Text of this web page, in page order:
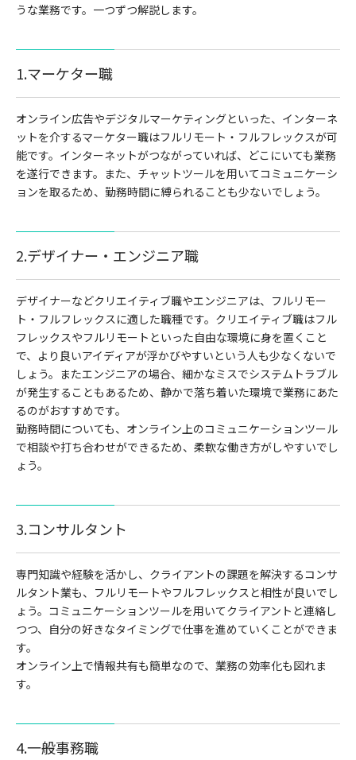
うな業務です。一つずつ解説します。
1.マーケター職
オンライン広告やデジタルマーケティングといった、インターネ
ットを介するマーケター職はフルリモート・フルフレックスが可
能です。インターネットがつながっていれば、どこにいても業務
を遂行できます。また、チャットツールを用いてコミュニケーシ
ョンを取るため、勤務時間に縛られることも少ないでしょう。
2.デザイナー・エンジニア職
デザイナーなどクリエイティブ職やエンジニアは、フルリモー
ト・フルフレックスに適した職種です。クリエイティブ職はフル
フレックスやフルリモートといった自由な環境に身を置くこと
で、より良いアイディアが浮かびやすいという人も少なくないで
しょう。またエンジニアの場合、細かなミスでシステムトラブル
が発生することもあるため、静かで落ち着いた環境で業務にあた
るのがおすすめです。
勤務時間についても、オンライン上のコミュニケーションツール
で相談や打ち合わせができるため、柔軟な働き方がしやすいでし
ょう。
3.コンサルタント
専門知識や経験を活かし、クライアントの課題を解決するコンサ
ルタント業も、フルリモートやフルフレックスと相性が良いでし
ょう。コミュニケーションツールを用いてクライアントと連絡し
つつ、自分の好きなタイミングで仕事を進めていくことができま
す。
オンライン上で情報共有も簡単なので、業務の効率化も図れま
す。
4.一般事務職